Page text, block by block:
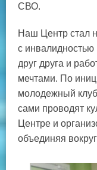
СВО.
Наш Центр стал
с инвалидностью
друг друга и
мечтами. По
молодежный
сами проводят
Центре и
объединяя